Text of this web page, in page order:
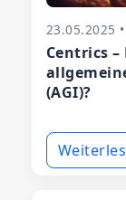
23.05.2025
Centrics
(AGI)?